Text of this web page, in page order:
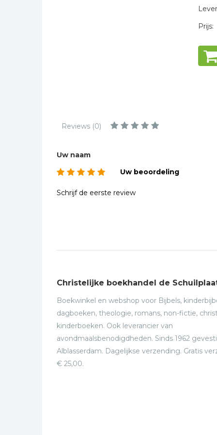
Toeristische kaarten en
gidsen
Prijs:
Reviews (0)
Uw naam
Uw beoordeling
Schrijf de eerste review
Christelijke boekhandel de
Boekwinkel en webshop voor Bijbels,
dagboeken, theologie, romans, non-fictie,
kinderboeken. Ook leverancier van
avondmaalsbenodigdheden. Sinds 1962
Alblasserdam. Dagelijkse verzending. Gratis
€ 25,00.